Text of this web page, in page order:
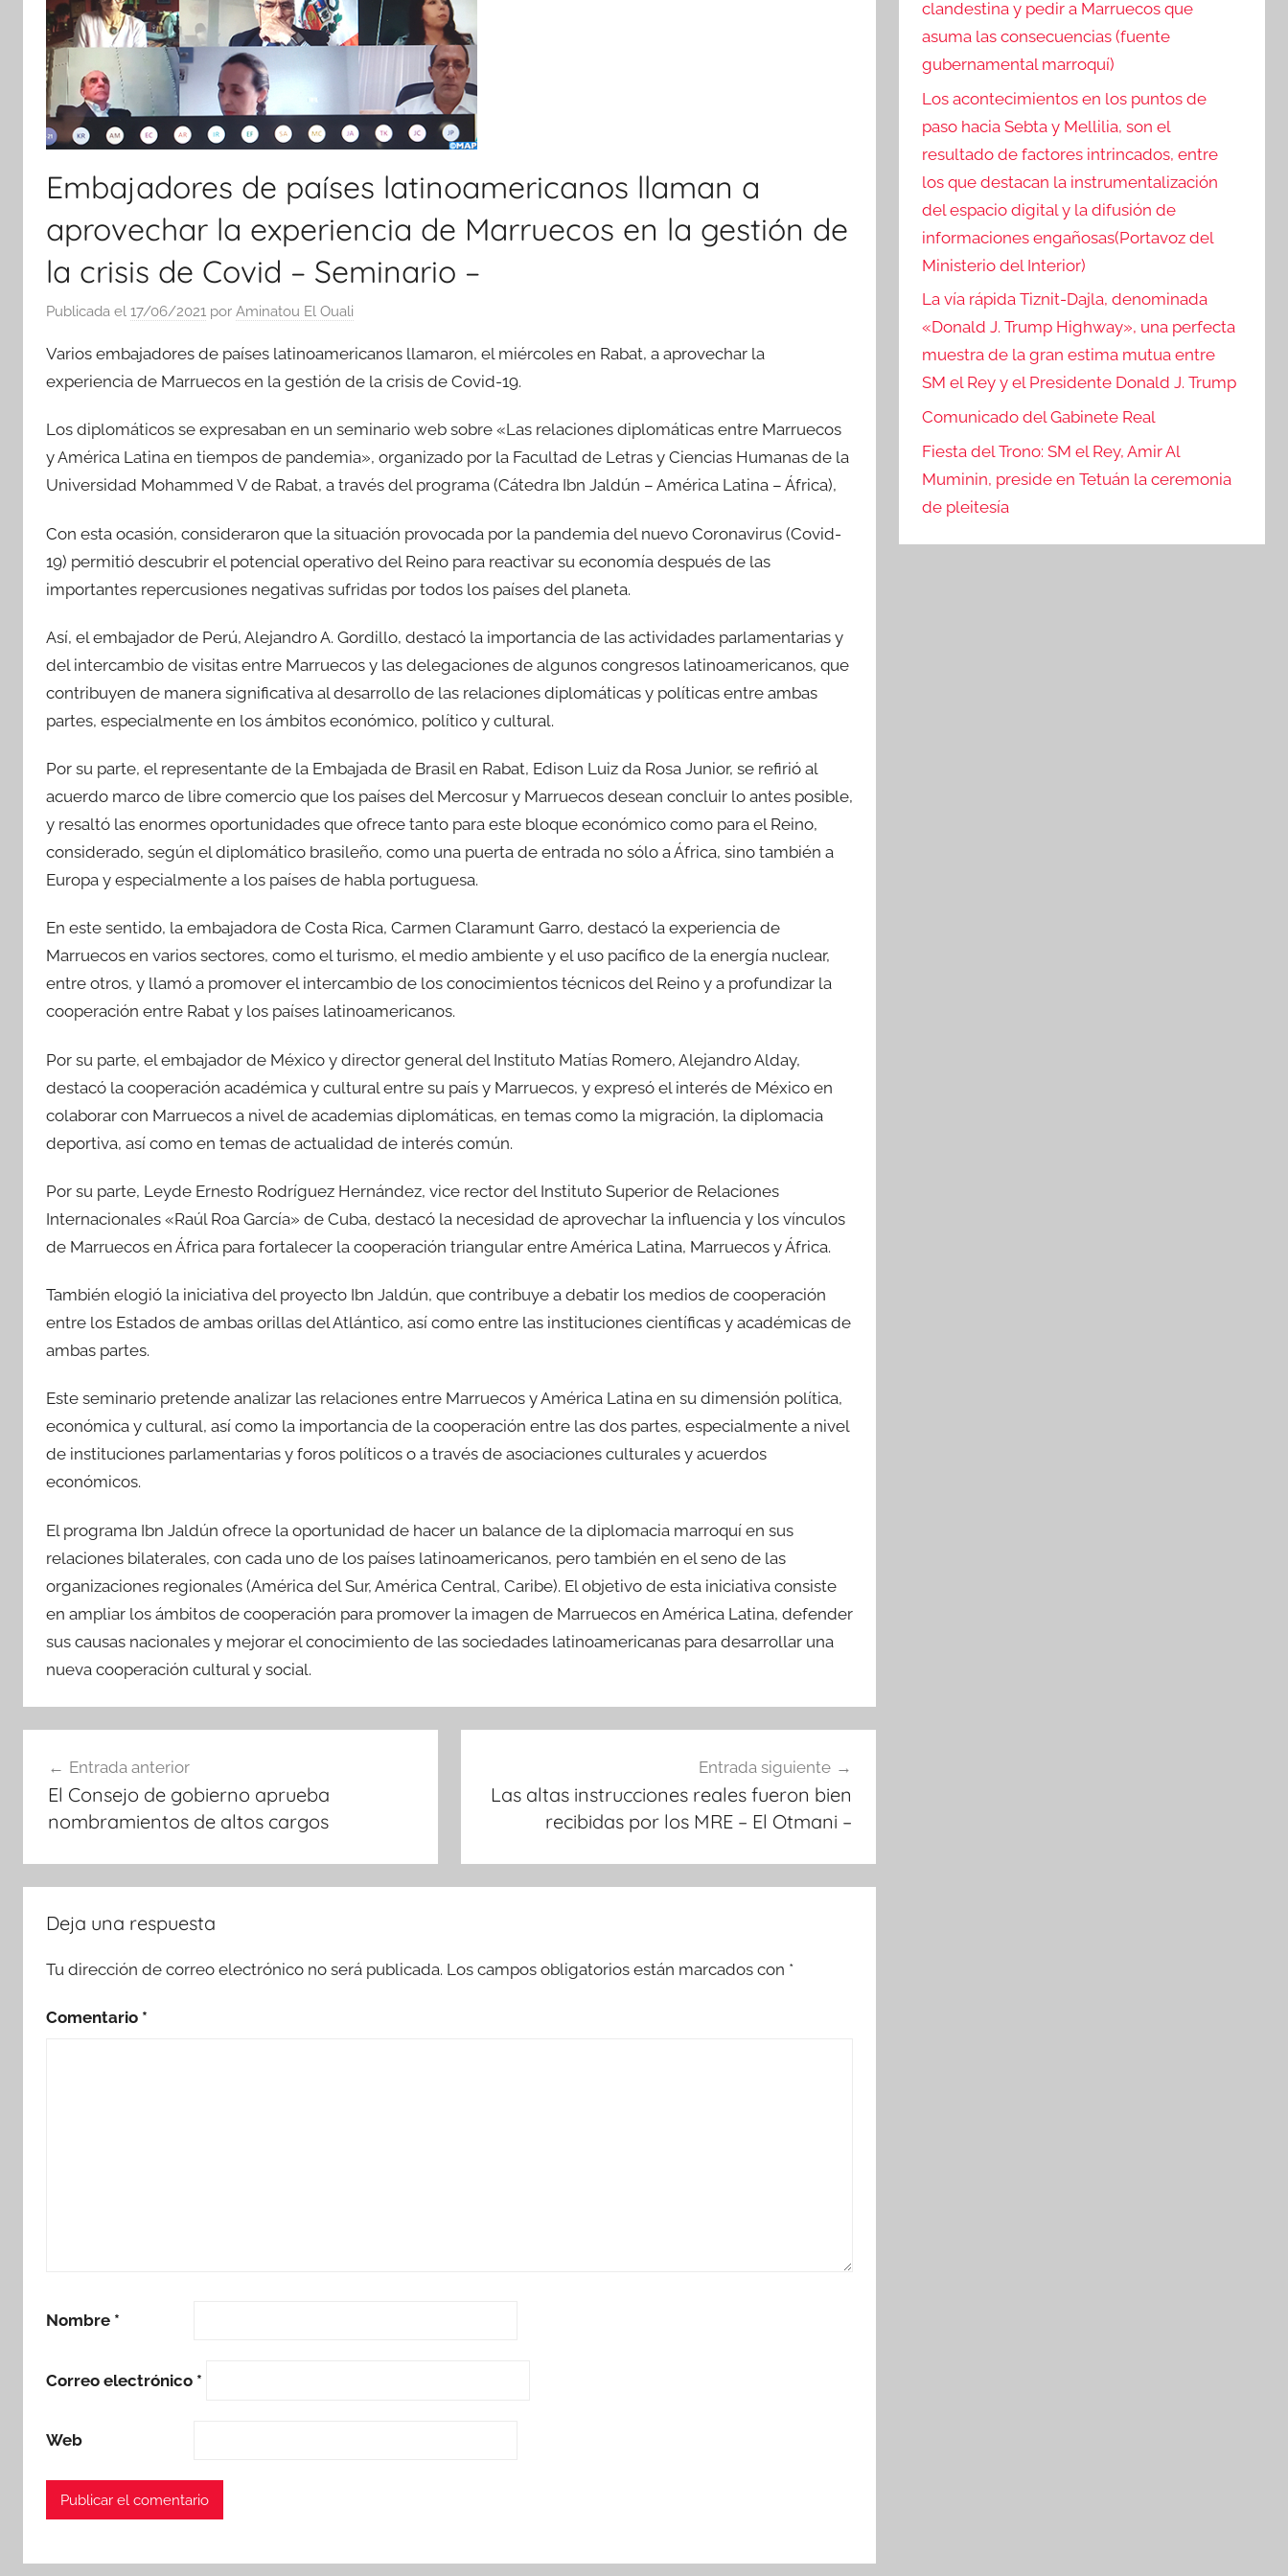
Embajadores de países latinoamericanos llaman a
aprovechar la experiencia de Marruecos en la gestión de
la crisis de Covid – Seminario –
Publicada el 17/06/2021 por Aminatou El Ouali
Varios embajadores de países latinoamericanos llamaron, el miércoles en Rabat, a aprovechar la
experiencia de Marruecos en la gestión de la crisis de Covid-19.
Los diplomáticos se expresaban en un seminario web sobre «Las relaciones diplomáticas entre Marruecos
y América Latina en tiempos de pandemia», organizado por la Facultad de Letras y Ciencias Humanas de la
Universidad Mohammed V de Rabat, a través del programa (Cátedra Ibn Jaldún – América Latina – África),
Con esta ocasión, consideraron que la situación provocada por la pandemia del nuevo Coronavirus (Covid-
19) permitió descubrir el potencial operativo del Reino para reactivar su economía después de las
importantes repercusiones negativas sufridas por todos los países del planeta.
Así, el embajador de Perú, Alejandro A. Gordillo, destacó la importancia de las actividades parlamentarias y
del intercambio de visitas entre Marruecos y las delegaciones de algunos congresos latinoamericanos, que
contribuyen de manera significativa al desarrollo de las relaciones diplomáticas y políticas entre ambas
partes, especialmente en los ámbitos económico, político y cultural.
Por su parte, el representante de la Embajada de Brasil en Rabat, Edison Luiz da Rosa Junior, se refirió al
acuerdo marco de libre comercio que los países del Mercosur y Marruecos desean concluir lo antes posible,
y resaltó las enormes oportunidades que ofrece tanto para este bloque económico como para el Reino,
considerado, según el diplomático brasileño, como una puerta de entrada no sólo a África, sino también a
Europa y especialmente a los países de habla portuguesa.
En este sentido, la embajadora de Costa Rica, Carmen Claramunt Garro, destacó la experiencia de
Marruecos en varios sectores, como el turismo, el medio ambiente y el uso pacífico de la energía nuclear,
entre otros, y llamó a promover el intercambio de los conocimientos técnicos del Reino y a profundizar la
cooperación entre Rabat y los países latinoamericanos.
Por su parte, el embajador de México y director general del Instituto Matías Romero, Alejandro Alday,
destacó la cooperación académica y cultural entre su país y Marruecos, y expresó el interés de México en
colaborar con Marruecos a nivel de academias diplomáticas, en temas como la migración, la diplomacia
deportiva, así como en temas de actualidad de interés común.
Por su parte, Leyde Ernesto Rodríguez Hernández, vice rector del Instituto Superior de Relaciones
Internacionales «Raúl Roa García» de Cuba, destacó la necesidad de aprovechar la influencia y los vínculos
de Marruecos en África para fortalecer la cooperación triangular entre América Latina, Marruecos y África.
También elogió la iniciativa del proyecto Ibn Jaldún, que contribuye a debatir los medios de cooperación
entre los Estados de ambas orillas del Atlántico, así como entre las instituciones científicas y académicas de
ambas partes.
Este seminario pretende analizar las relaciones entre Marruecos y América Latina en su dimensión política,
económica y cultural, así como la importancia de la cooperación entre las dos partes, especialmente a nivel
de instituciones parlamentarias y foros políticos o a través de asociaciones culturales y acuerdos
económicos.
El programa Ibn Jaldún ofrece la oportunidad de hacer un balance de la diplomacia marroquí en sus
relaciones bilaterales, con cada uno de los países latinoamericanos, pero también en el seno de las
organizaciones regionales (América del Sur, América Central, Caribe). El objetivo de esta iniciativa consiste
en ampliar los ámbitos de cooperación para promover la imagen de Marruecos en América Latina, defender
sus causas nacionales y mejorar el conocimiento de las sociedades latinoamericanas para desarrollar una
nueva cooperación cultural y social.
de
entradas
Entrada anterior
El Consejo de gobierno aprueba
nombramientos de altos cargos
Entrada siguiente
Las altas instrucciones reales fueron bien
recibidas por los MRE – El Otmani –
Deja una respuesta
Tu dirección de correo electrónico no será publicada. Los campos obligatorios están marcados con *
Comentario *
Nombre *
Correo electrónico *
Web
clandestina y pedir a Marruecos que
asuma las consecuencias (fuente
gubernamental marroquí)
Los acontecimientos en los puntos de
paso hacia Sebta y Mellilia, son el
resultado de factores intrincados, entre
los que destacan la instrumentalización
del espacio digital y la difusión de
informaciones engañosas(Portavoz del
Ministerio del Interior)
La vía rápida Tiznit-Dajla, denominada
«Donald J. Trump Highway», una perfecta
muestra de la gran estima mutua entre
SM el Rey y el Presidente Donald J. Trump
Comunicado del Gabinete Real
Fiesta del Trono: SM el Rey, Amir Al
Muminin, preside en Tetuán la ceremonia
de pleitesía